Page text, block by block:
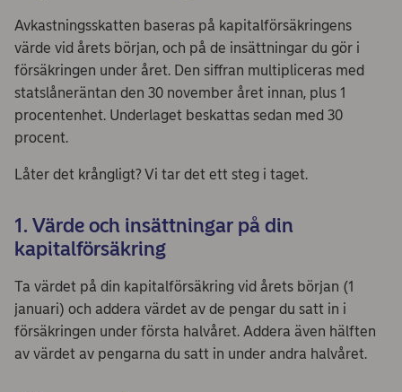
Avkastningsskatten baseras på kapitalförsäkringens
värde vid årets början, och på de insättningar du gör i
försäkringen under året. Den siffran multipliceras med
statslåneräntan den 30 november året innan, plus 1
procentenhet. Underlaget beskattas sedan med 30
procent.
Låter det krångligt? Vi tar det ett steg i taget.
1. Värde och insättningar på din
kapitalförsäkring
Ta värdet på din kapitalförsäkring vid årets början (1
januari) och addera värdet av de pengar du satt in i
försäkringen under första halvåret. Addera även hälften
av värdet av pengarna du satt in under andra halvåret.